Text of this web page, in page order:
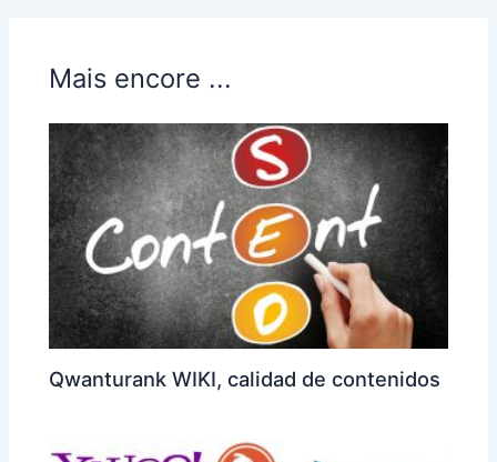
Mais encore ...
Qwanturank WIKI, calidad de contenidos